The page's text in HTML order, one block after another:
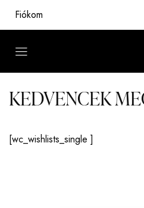
Fiókom
KEDVENCEK
[wc_wishlists_single ]